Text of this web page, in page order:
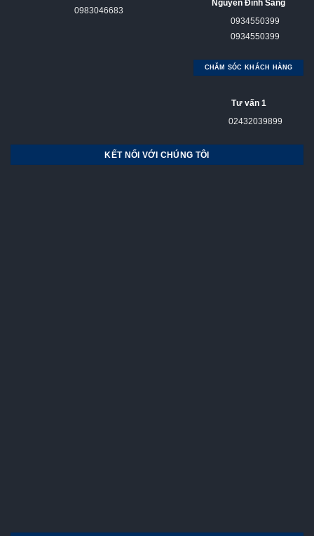
0983046683
Nguyễn Đình Sáng
0934550399
0934550399
CHĂM SÓC KHÁCH HÀNG
Tư vấn 1
02432039899
KẾT NỐI VỚI CHÚNG TÔI